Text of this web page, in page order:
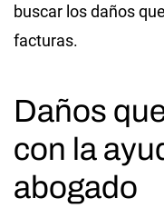
buscar los daños
facturas.
Daños
con la
abogado